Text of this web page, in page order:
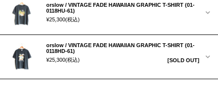
orslow / VINTAGE FADE HAWAIIAN GRAPHIC T-SHIRT (01-
0118HU-61)
¥25,300(税込)
orslow / VINTAGE FADE HAWAIIAN GRAPHIC T-SHIRT (01-
0118HD-61)
¥25,300(税込) [SOLD OUT]